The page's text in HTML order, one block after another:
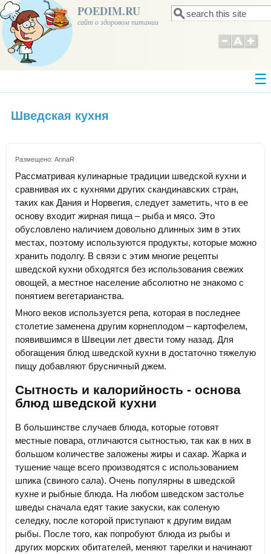
POEDIM.RU
сайт о здоровом питании Форма поиска
Поиск
Шведская кухня
Размещено: ArinaR
Рассматривая кулинарные традиции шведской кухни и
сравнивая их с кухнями других скандинавских стран,
таких как Дания и Норвегия, следует заметить, что в ее
основу входит жирная пища – рыба и мясо. Это
обусловлено наличием довольно длинных зим в этих
местах, поэтому используются продукты, которые можно
хранить подолгу. В связи с этим многие рецепты
шведской кухни обходятся без использования свежих
овощей, а местное население абсолютно не знакомо с
понятием вегетарианства.
Много веков используется репа, которая в последнее
столетие заменена другим корнеплодом – картофелем,
появившимся в Швеции лет двести тому назад. Для
обогащения блюд шведской кухни в достаточно тяжелую
пищу добавляют брусничный джем.
Сытность и калорийность - основа
блюд шведской кухни
В большинстве случаев блюда, которые готовят
местные повара, отличаются сытностью, так как в них в
большом количестве заложены жиры и сахар. Жарка и
тушение чаще всего производятся с использованием
шпика (свиного сала). Очень популярны в шведской
кухне и рыбные блюда. На любом шведском застолье
шведы сначала едят такие закуски, как соленую
селедку, после которой приступают к другим видам
рыбы. После того, как попробуют блюда из рыбы и
других морских обитателей, меняют тарелки и начинают